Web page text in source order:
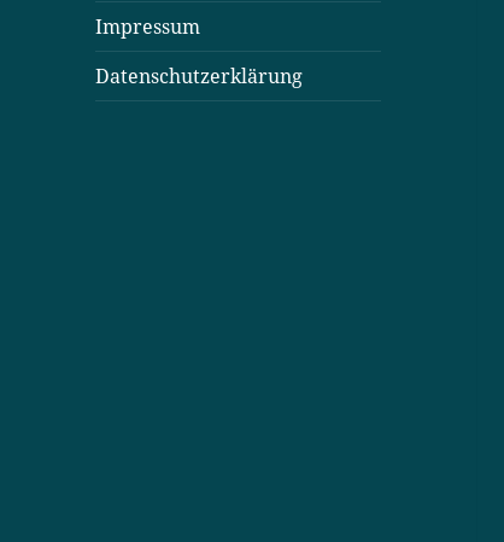
Impressum
Datenschutzerklärung